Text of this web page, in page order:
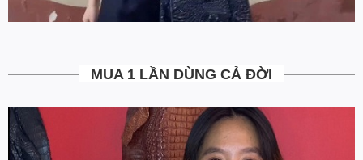
5. Miễn Phí Giao Hàng không?
bạn phải trả. Tặng thêm khách cũ với ưu đãi riêng, free ship đơn
6. Vì sao cam kết Giá Tốt Nhất?
Chúng tôi chọn cách tối ưu chi phí như không phân phối qua
MUA 1 LẦN DÙNG CẢ ĐỜI